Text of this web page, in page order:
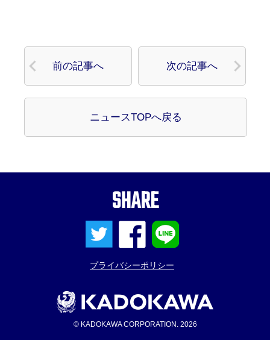
前の記事へ 次の記事へ
ニュースTOPへ戻る
SHARE
プライバシーポリシー
© KADOKAWA CORPORATION. 2026